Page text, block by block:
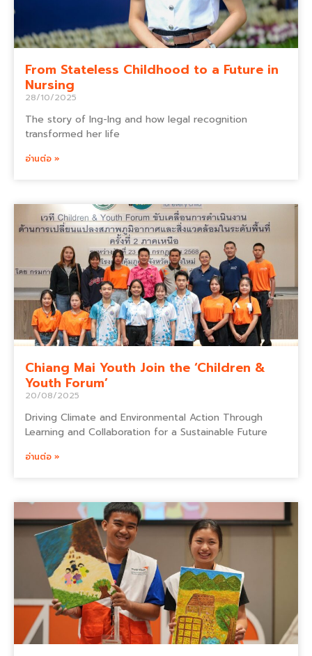
From Stateless Childhood to a Future in
Nursing
28/10/2025
The story of Ing-Ing and how legal recognition
transformed her life
อ่านต่อ »
Chiang Mai Youth Join the ‘Children &
Youth Forum’
20/08/2025
Driving Climate and Environmental Action Through
Learning and Collaboration for a Sustainable Future
อ่านต่อ »